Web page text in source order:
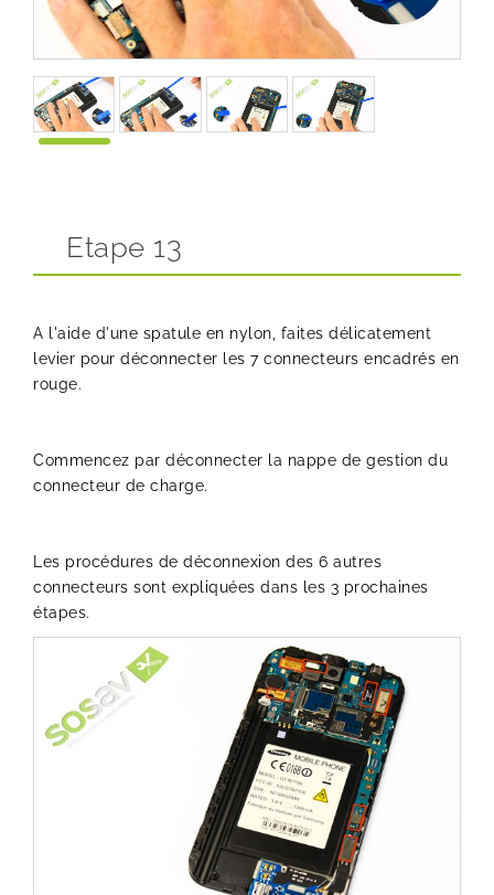
Etape 13
A l'aide d'une spatule en nylon, faites délicatement
levier pour déconnecter les 7 connecteurs encadrés en
rouge.
Commencez par déconnecter la nappe de gestion du
connecteur de charge.
Les procédures de déconnexion des 6 autres
connecteurs sont expliquées dans les 3 prochaines
étapes.